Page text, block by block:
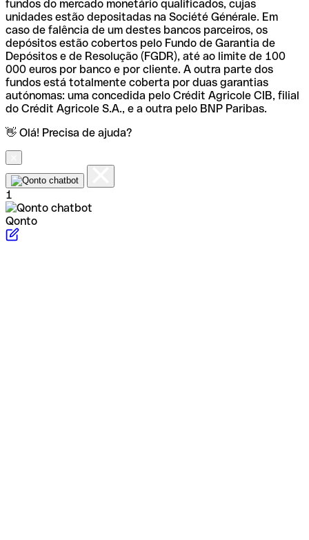
fundos do mercado monetário qualificados, cujas
unidades estão depositadas na Société Générale. Em
caso de falência de um destes bancos parceiros, os
depósitos estão cobertos pelo Fundo de Garantia de
Depósitos e de Resolução (FGDR), até ao limite de 100
000 euros por banco e por cliente. A outra parte dos
fundos está totalmente coberta por duas garantias
autónomas: uma concedida pelo Crédit Agricole CIB, filial
do Crédit Agricole S.A., e a outra pelo BNP Paribas.
👋 Olá! Precisa de ajuda?
1
Qonto